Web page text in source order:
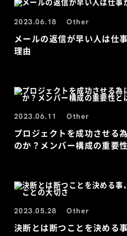
2023.06.18 Other
メールの返信が早い人は仕
理由
2023.06.11 Other
プロジェクトを成功させる
のか？メンバー構成の重要
2023.05.28 Other
決断とは断つことを決める